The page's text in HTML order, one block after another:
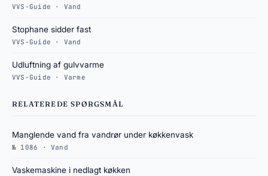
VVS-Guide · Vand
Stophane sidder fast
VVS-Guide · Vand
Udluftning af gulvvarme
VVS-Guide · Varme
RELATEREDE SPØRGSMÅL
Manglende vand fra vandrør under køkkenvask
№ 1086 · Vand
Vaskemaskine i nedlagt køkken